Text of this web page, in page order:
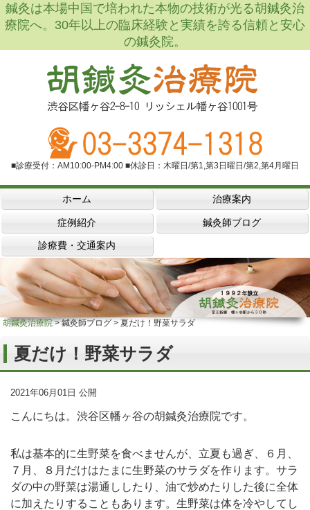
鍼灸は本場中国で培われた本物の技術が光る胡鍼灸治
療院へ。30年以上の臨床経験と実績を誇る信頼と安心
の鍼灸院。
■診療受付：AM10:00-PM4:00 ■休診日：木曜日/第1,第3日曜日/第2,第4月曜日
ホーム 治療案内
症例紹介 鍼灸師ブログ
診療費・交通案内
胡鍼灸治療院>鍼灸師ブログ>夏だけ！野菜サラダ
夏だけ！野菜サラダ
2021年06月01日 公開
こんにちは。渋谷区幡ヶ谷の胡鍼灸治療院です。
私は基本的に生野菜を食べませんが、立夏も過ぎ、６月、
７月、８月だけはたまに生野菜のサラダを作ります。サラ
ダの中の野菜は湯通ししたり、油で炒めたりした後に全体
に加えたりすることもあります。生野菜は体を冷やしてし